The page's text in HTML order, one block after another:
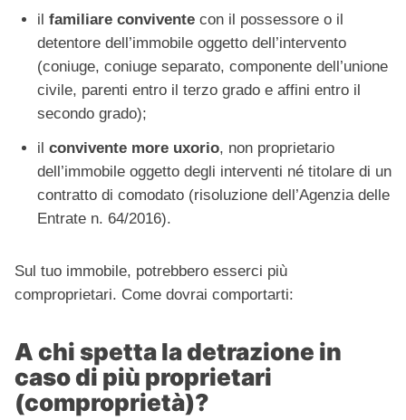
il familiare convivente con il possessore o il
detentore dell’immobile oggetto dell’intervento
(coniuge, coniuge separato, componente dell’unione
civile, parenti entro il terzo grado e affini entro il
secondo grado);
il convivente more uxorio, non proprietario
dell’immobile oggetto degli interventi né titolare di un
contratto di comodato (risoluzione dell’Agenzia delle
Entrate n. 64/2016).
Sul tuo immobile, potrebbero esserci più
comproprietari. Come dovrai comportarti:
A chi spetta la detrazione in
caso di più proprietari
(comproprietà)?